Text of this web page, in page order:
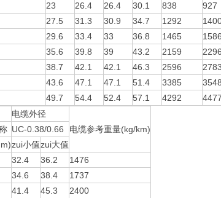
23 26.4 26.4 30.1 838
927
27.5 31.3 30.9 34.7 1292
29.6 33.4 33 36.8 1465
1586
35.6 39.8 39 43.2 2159
2296
38.7 42.1 42.1 46.3 2596
2783
43.6 47.1 47.1 51.4 3385
3548
49.7 54.4 52.4 57.1 4292
4477
电缆外径
电缆参考重量(kg/km)
UC-0.38/0.66
zui小值zui大值
32.4 36.2
1476
34.6 38.4
1737
41.4 45.3
2400